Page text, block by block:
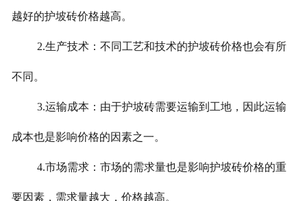
越好的护坡砖价格越高。
2.生产技术：不同工艺和技术的护坡砖价格也会有所
不同。
3.运输成本：由于护坡砖需要运输到工地，因此运输
成本也是影响价格的因素之一。
4.市场需求：市场的需求量也是影响护坡砖价格的重
要因素，需求量越大，价格越高。